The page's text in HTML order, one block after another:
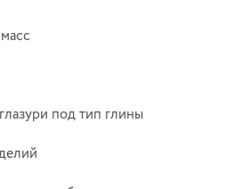
под тип глины